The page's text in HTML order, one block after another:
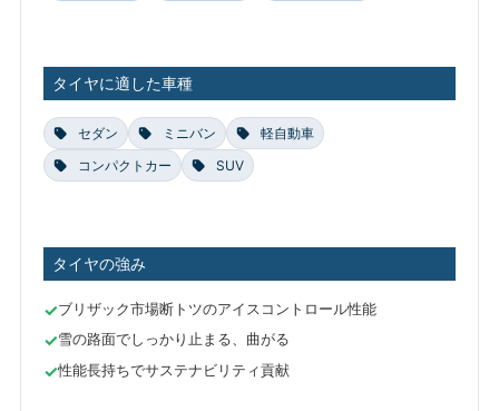
タイヤに適した車種
セダン ミニバン
軽自動車
コンパクトカー
SUV
タイヤの強み
ブリザック市場断トツのアイスコントロール性能
雪の路面でしっかり止まる、曲がる
性能長持ちでサステナビリティ貢献